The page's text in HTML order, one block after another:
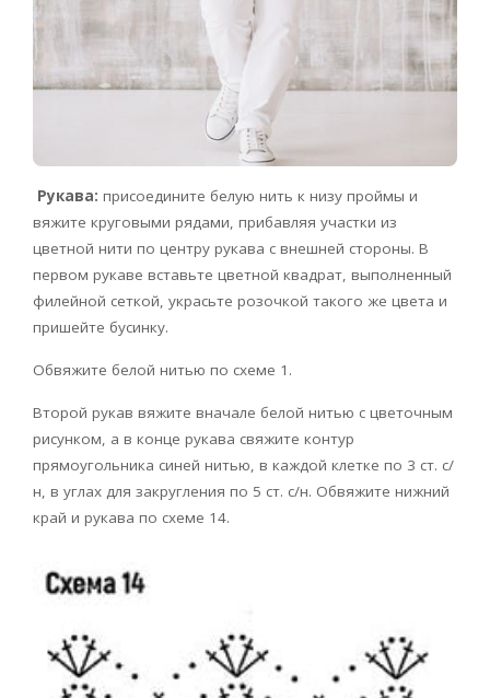
Рукава: присоедините белую нить к низу проймы и
вяжите круговыми рядами, прибавляя участки из
цветной нити по центру рукава с внешней стороны. В
первом рукаве вставьте цветной квадрат, выполненный
филейной сеткой, украсьте розочкой такого же цвета и
пришейте бусинку.
Обвяжите белой нитью по схеме 1.
Второй рукав вяжите вначале белой нитью с цветочным
рисунком, а в конце рукава свяжите контур
прямоугольника синей нитью, в каждой клетке по 3 ст. с/
н, в углах для закругления по 5 ст. с/н. Обвяжите нижний
край и рукава по схеме 14.